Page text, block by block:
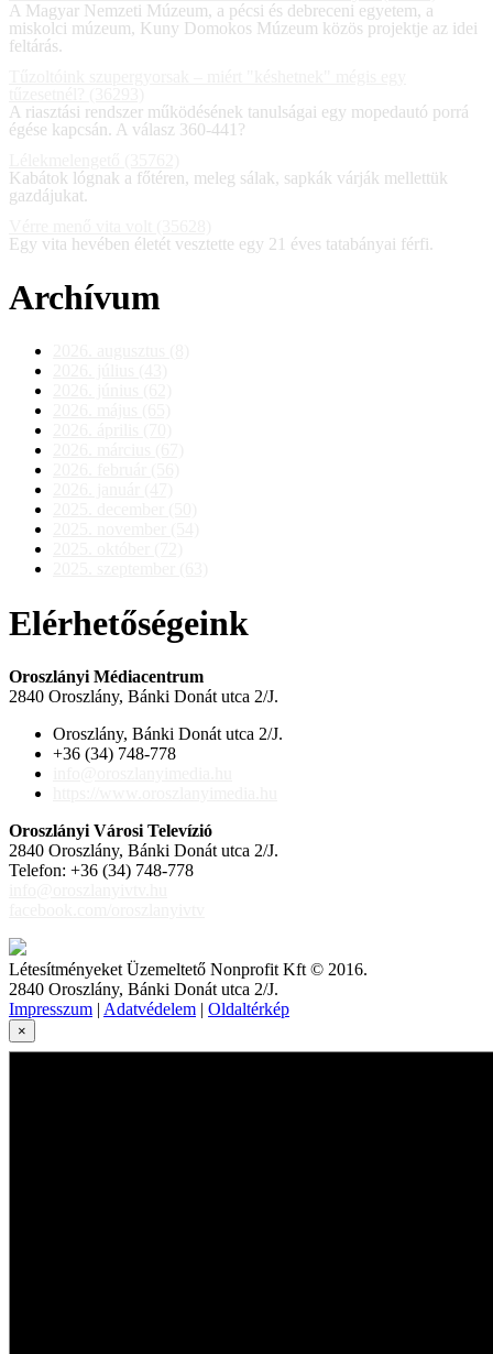
A Magyar Nemzeti Múzeum, a pécsi és debreceni egyetem, a
miskolci múzeum, Kuny Domokos Múzeum közös projektje az idei
feltárás.
A riasztási rendszer működésének tanulságai egy mopedautó porrá
égése kapcsán. A válasz 360-441?
Kabátok lógnak a főtéren, meleg sálak, sapkák várják mellettük
gazdájukat.
Egy vita hevében életét vesztette egy 21 éves tatabányai férfi.
Archívum
Elérhetőségeink
Oroszlányi Médiacentrum
2840 Oroszlány, Bánki Donát utca 2/J.
Oroszlány, Bánki Donát utca 2/J.
+36 (34) 748-778
Oroszlányi Városi Televízió
2840 Oroszlány, Bánki Donát utca 2/J.
Telefon: +36 (34) 748-778
Létesítményeket Üzemeltető Nonprofit Kft © 2016.
2840 Oroszlány, Bánki Donát utca 2/J.
Impresszum | Adatvédelem | Oldaltérkép
×